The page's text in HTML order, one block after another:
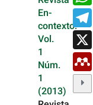
En-
contexto:
Vol.
1
Núm.
1
(2013)